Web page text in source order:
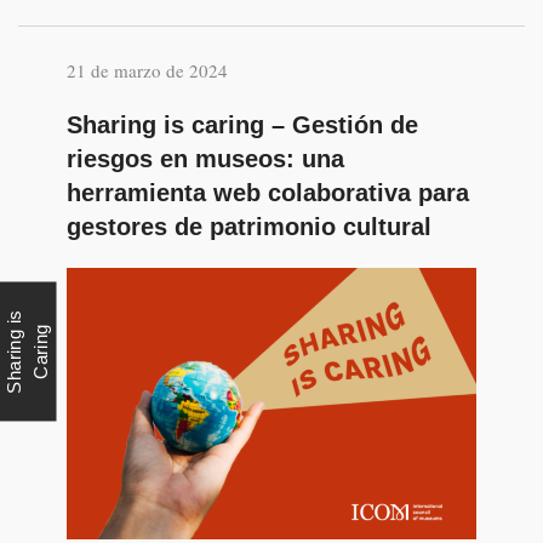
21 de marzo de 2024
Sharing is caring – Gestión de
riesgos en museos: una
herramienta web colaborativa para
gestores de patrimonio cultural
S
h
a
r
i
n
g
i
s
C
a
r
i
ng